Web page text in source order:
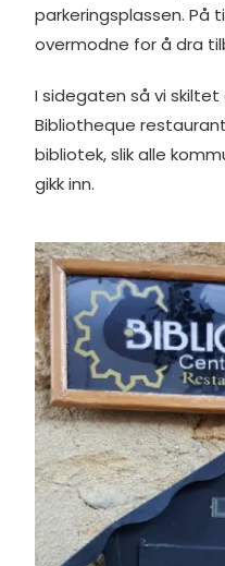
parkeringsplassen. På
overmodne for å dra
I sidegaten så vi
Bibliotheque
bibliotek, slik alle
gikk inn.